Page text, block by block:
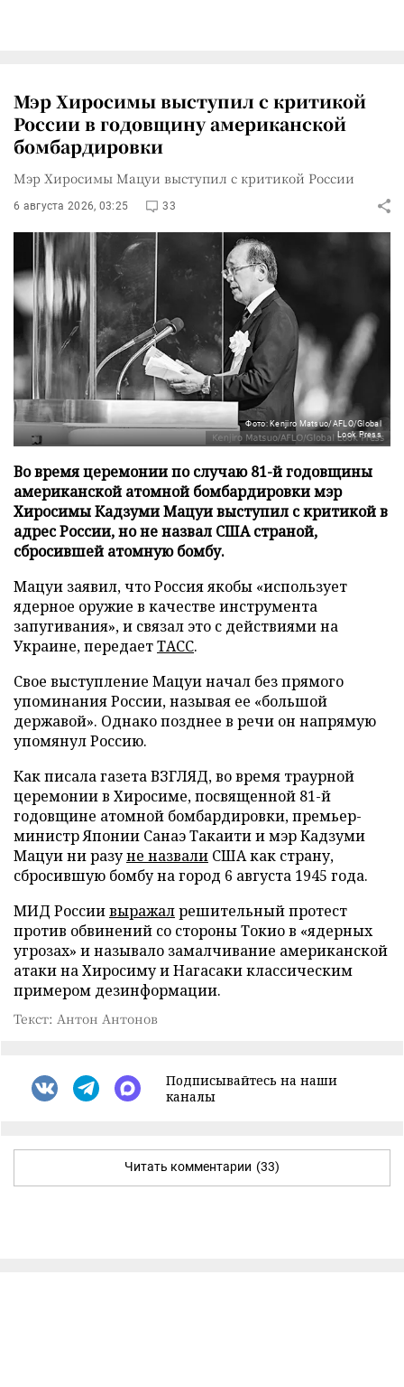
Мэр Хиросимы выступил с критикой
России в годовщину американской
бомбардировки
Мэр Хиросимы Мацуи выступил с критикой России
6 августа 2026, 03:25 33
Фото: Kenjiro Matsuo/AFLO/Global
Look Press
Во время церемонии по случаю 81-й годовщины
американской атомной бомбардировки мэр
Хиросимы Кадзуми Мацуи выступил с критикой в
адрес России, но не назвал США страной,
сбросившей атомную бомбу.
Мацуи заявил, что Россия якобы «использует
ядерное оружие в качестве инструмента
запугивания», и связал это с действиями на
Украине, передаетТАСС.
Свое выступление Мацуи начал без прямого
упоминания России, называя ее «большой
державой». Однако позднее в речи он напрямую
упомянул Россию.
Как писала газета ВЗГЛЯД, во время траурной
церемонии в Хиросиме, посвященной 81-й
годовщине атомной бомбардировки, премьер-
министр Японии Санаэ Такаити и мэр Кадзуми
Мацуи ни разуне назвали США как страну,
сбросившую бомбу на город 6 августа 1945 года.
МИД Россиивыражалрешительный протест
против обвинений со стороны Токио в «ядерных
угрозах» и называло замалчивание американской
атаки на Хиросиму и Нагасаки классическим
примером дезинформации.
Текст: Антон Антонов
Подписывайтесь на наши
каналы
Читать комментарии (33)